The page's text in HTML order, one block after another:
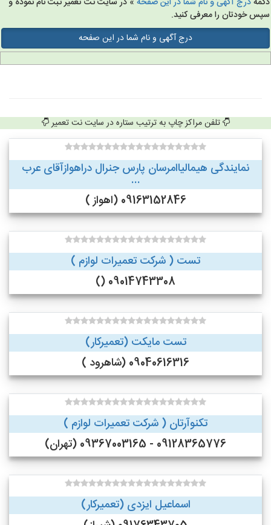
خودتان را معرفی کنید.
درج آگهی و نام شما در این صفحه
تلفن مراکز چاپ به ترتیب ستاره در سایت نت تعمیر
نمایندگی هیمالیاامرسان پارس جنرال دراهوازآقای عرب
...
09163152846 (اهواز )
تست ( شرکت تعمیرات لوازم )
09014743308 ()
تست مایکت (تعمیرکار)
09040616316 (شاهرود )
تکنوآرتان ( شرکت تعمیرات لوازم )
09128365776 - 09367003165 (تهران)
اسماعیل ایزدی (تعمیرکار)